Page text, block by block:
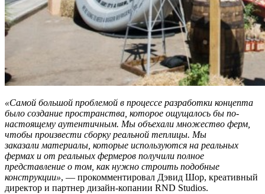
«Самой большой проблемой в процессе разработки концепта
было создание пространства, которое ощущалось бы по-
настоящему аутентичным. Мы объехали множество ферм,
чтобы произвести сборку реальной теплицы. Мы
заказали материалы, которые используются на реальных
фермах и от реальных фермеров получили полное
представление о том, как нужно строить подобные
конструкции», — прокомментировал Дэвид Шор, креативный
директор и партнер дизайн-копании RND Studios.